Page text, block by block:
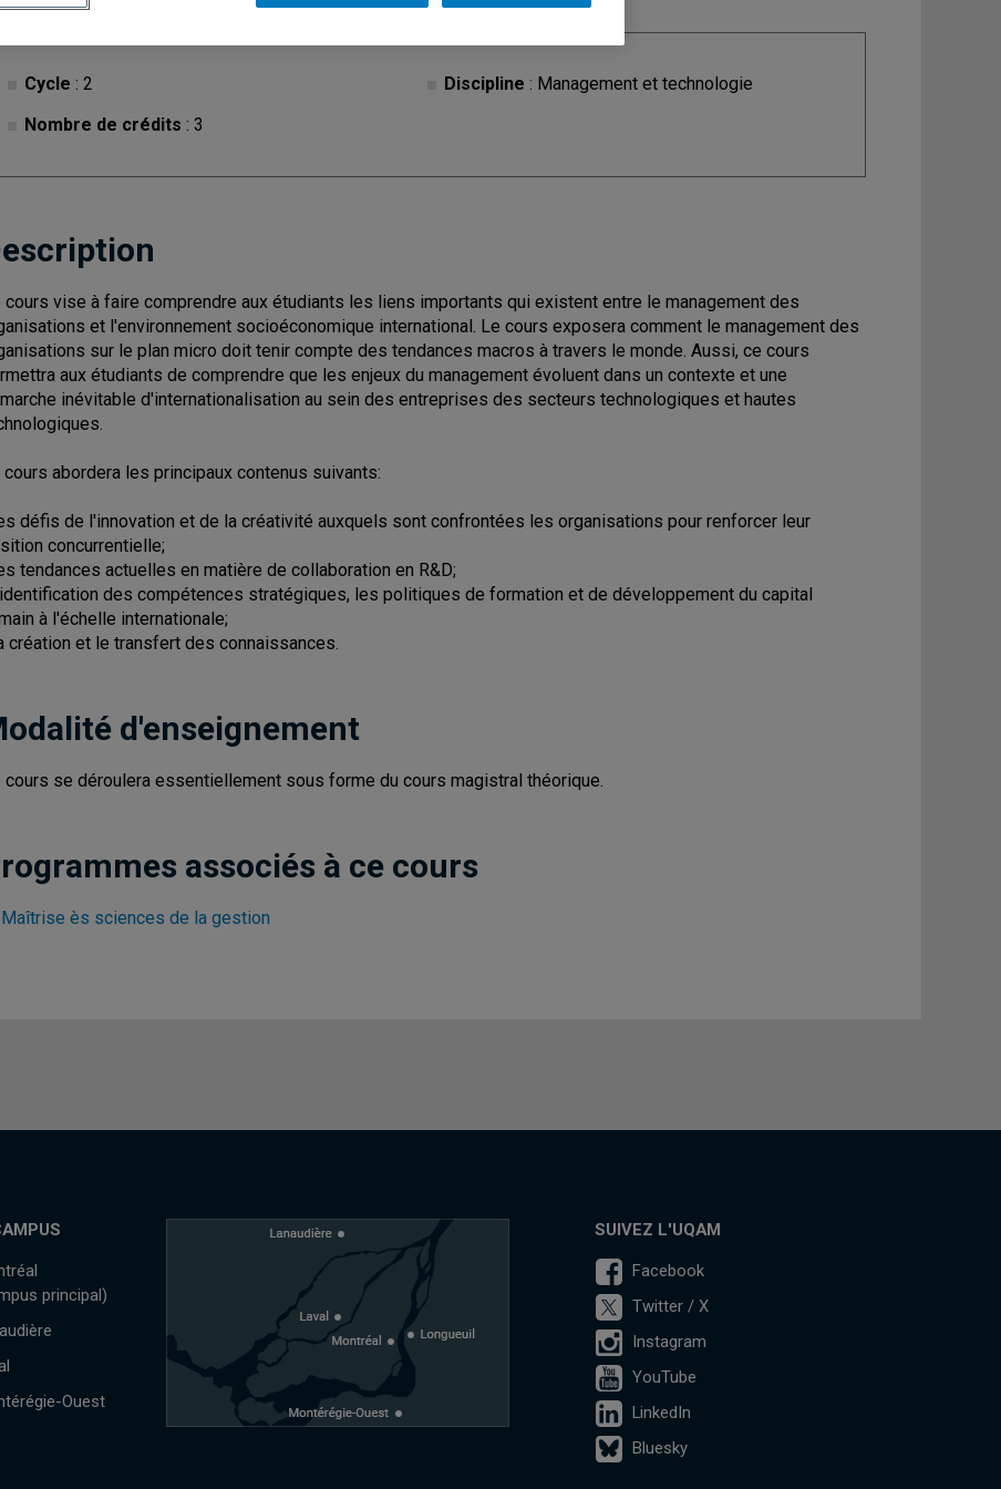
Cycle : 2
Nombre de crédits : 3
Discipline : Management et technologie
cours vise à faire comprendre aux étudiants les liens importants qui existent entre le management des
et l'environnement socioéconomique international. Le cours exposera comment le management des
sur le plan micro doit tenir compte des tendances macros à travers le monde. Aussi, ce cours
aux étudiants de comprendre que les enjeux du management évoluent dans un contexte et une
inévitable d'internationalisation au sein des entreprises des secteurs technologiques et hautes
cours abordera les principaux contenus suivants:
défis de l'innovation et de la créativité auxquels sont confrontées les organisations pour renforcer leur
concurrentielle;
tendances actuelles en matière de collaboration en R&D;
des compétences stratégiques, les politiques de formation et de développement du capital
à l'échelle internationale;
création et le transfert des connaissances.
d'enseignement
cours se déroulera essentiellement sous forme du cours magistral théorique.
associés à ce cours
Maîtrise ès sciences de la gestion
principal)
Ouest
SUIVEZ L'UQAM
Facebook
Twitter / X
Instagram
YouTube
LinkedIn
Bluesky